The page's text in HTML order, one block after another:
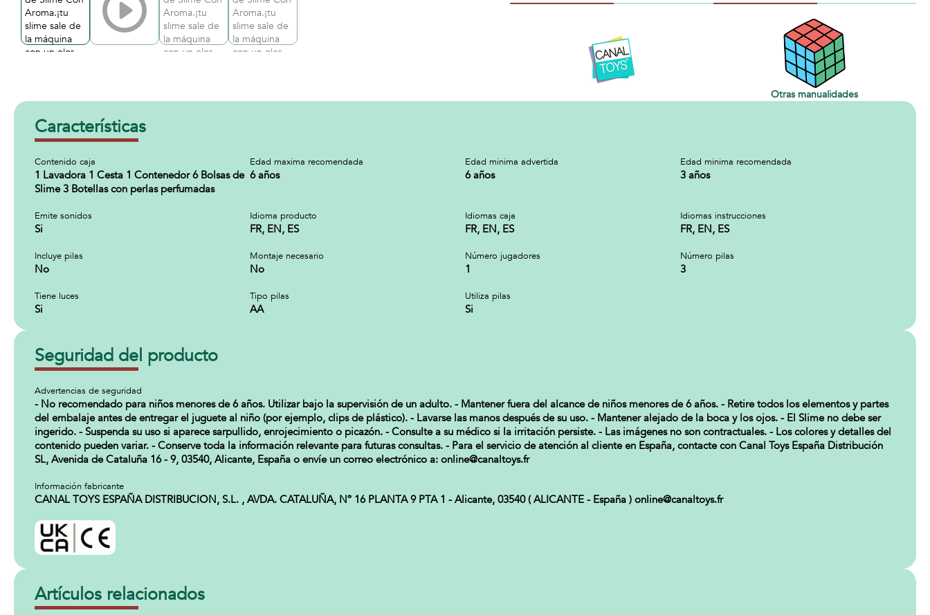
Otras manualidades
Características
Contenido caja
1 Lavadora 1 Cesta 1 Contenedor 6 Bolsas de
Slime 3 Botellas con perlas perfumadas
Edad maxima recomendada
6 años
Edad minima advertida
6 años
Edad minima recomendada
3 años
Emite sonidos
Si
Idioma producto
FR, EN, ES
Idiomas caja
FR, EN, ES
Idiomas instrucciones
FR, EN, ES
Incluye pilas
No
Montaje necesario
No
Número jugadores
1
Número pilas
3
Tiene luces
Si
Tipo pilas
AA
Utiliza pilas
Si
Seguridad del producto
Advertencias de seguridad
- No recomendado para niños menores de 6 años. Utilizar bajo la supervisión de un adulto. - Mantener fuera del alcance de niños menores de 6 años. - Retire todos los elementos y partes
del embalaje antes de entregar el juguete al niño (por ejemplo, clips de plástico). - Lavarse las manos después de su uso. - Mantener alejado de la boca y los ojos. - El Slime no debe ser
ingerido. - Suspenda su uso si aparece sarpullido, enrojecimiento o picazón. - Consulte a su médico si la irritación persiste. - Las imágenes no son contractuales. - Los colores y detalles del
contenido pueden variar. - Conserve toda la información relevante para futuras consultas. - Para el servicio de atención al cliente en España, contacte con Canal Toys España Distribución
SL, Avenida de Cataluña 16 - 9, 03540, Alicante, España o envíe un correo electrónico a: online@canaltoys.fr
Información fabricante
CANAL TOYS ESPAÑA DISTRIBUCION, S.L. , AVDA. CATALUÑA, Nº 16 PLANTA 9 PTA 1 - Alicante, 03540 ( ALICANTE - España ) online@canaltoys.fr
Artículos relacionados